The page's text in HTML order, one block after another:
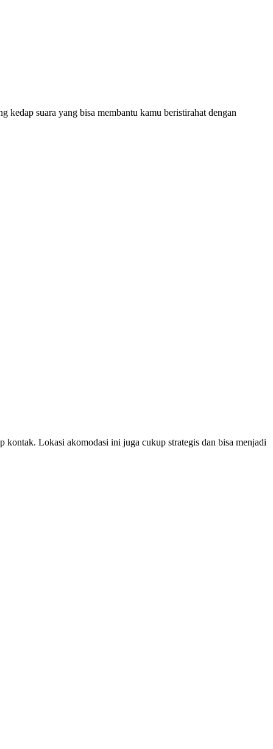
suara yang bisa membantu kamu beristirahat dengan
kontak. Lokasi akomodasi ini juga cukup strategis dan bisa menjadi